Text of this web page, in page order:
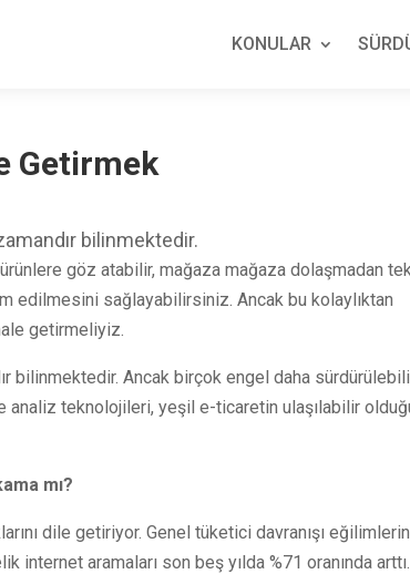
KONULAR
Getirmek
bilinmektedir.
ürünlere göz atabilir, mağaza mağaza dolaşmadan
edilmesini sağlayabilirsiniz. Ancak bu kolaylıktan
getirmeliyiz.
bilinmektedir. Ancak birçok engel daha
teknolojileri, yeşil e-ticaretin ulaşılabilir
mı?
dile getiriyor. Genel tüketici davranışı
internet aramaları son beş yılda %71 oranında